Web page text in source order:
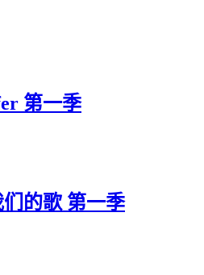
第一季
们的歌 第一季